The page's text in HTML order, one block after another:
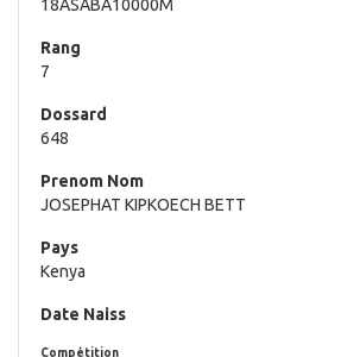
18ASABA10000M
7
648
JOSEPHAT KIPKOECH BETT
Kenya